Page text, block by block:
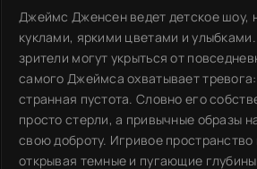
Джеймс Дженсен ведет детское шоу,
куклами, яркими цветами и
зрители могут укрыться от
самого Джеймса охватывает
странная пустота. Словно его
просто стерли, а привычные образы
свою доброту. Игривое
открывая темные и пугающие